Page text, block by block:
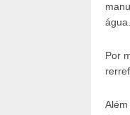
água.
Por